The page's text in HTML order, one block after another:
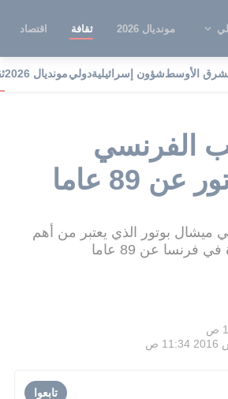
مونديال 2026 ثقافة اقتصاد
الأوسطشؤون إسرائيليةدوليمونديال 2026
الفرنسي
89 عاما
ميشال بوتور الذي يعتبر من أهم
فرنسا عن 89 عاما
تابعوا